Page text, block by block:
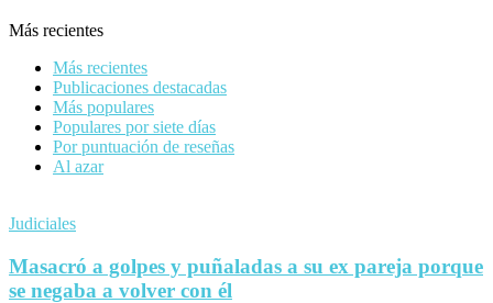
Más recientes
Más recientes
Publicaciones destacadas
Más populares
Populares por siete días
Por puntuación de reseñas
Al azar
Judiciales
Masacró a golpes y puñaladas a su ex pareja porque
se negaba a volver con él